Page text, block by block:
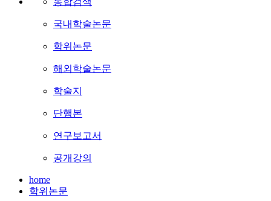
국내학술논문
학위논문
해외학술논문
학술지
단행본
연구보고서
공개강의
home
학위논문